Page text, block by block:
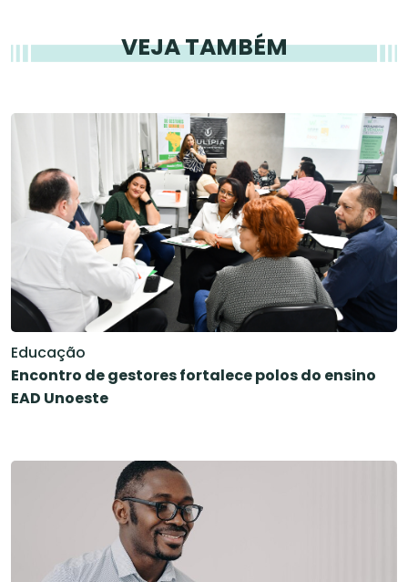
VEJA TAMBÉM
Educação
Encontro de gestores fortalece polos do ensino
EAD Unoeste